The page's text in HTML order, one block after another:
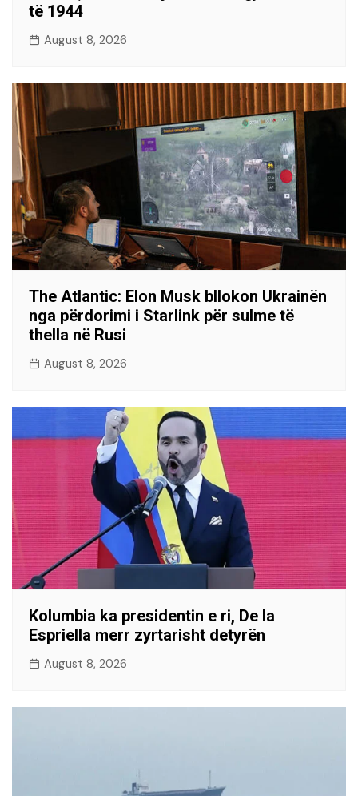
të 1944
August 8, 2026
The Atlantic: Elon Musk bllokon Ukrainën
nga përdorimi i Starlink për sulme të
thella në Rusi
August 8, 2026
Kolumbia ka presidentin e ri, De la
Espriella merr zyrtarisht detyrën
August 8, 2026